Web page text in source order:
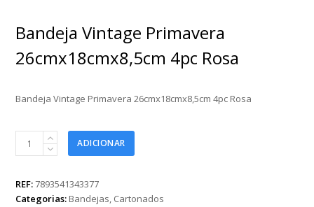
Bandeja Vintage Primavera
26cmx18cmx8,5cm 4pc Rosa
Bandeja Vintage Primavera 26cmx18cmx8,5cm 4pc Rosa
Bandeja
26cmx18cmx8,5cm
4pc
ADICIONAR
REF:7893541343377
Categorias: Bandejas, Cartonados